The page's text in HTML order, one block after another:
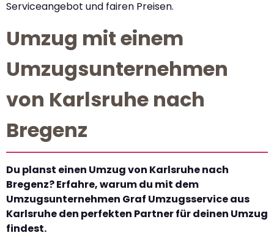
Serviceangebot und fairen Preisen.
Umzug mit einem
Umzugsunternehmen
von Karlsruhe nach
Bregenz
Du planst einen Umzug von Karlsruhe nach
Bregenz? Erfahre, warum du mit dem
Umzugsunternehmen Graf Umzugsservice aus
Karlsruhe den perfekten Partner für deinen Umzug
findest.